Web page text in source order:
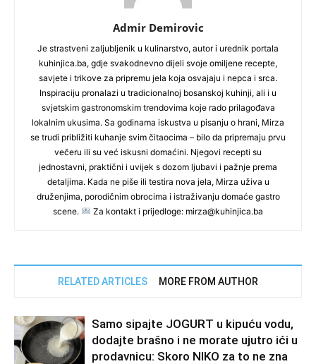
Admir Demirovic
Je strastveni zaljubljenik u kulinarstvo, autor i urednik portala
kuhinjica.ba, gdje svakodnevno dijeli svoje omiljene recepte,
savjete i trikove za pripremu jela koja osvajaju i nepca i srca.
Inspiraciju pronalazi u tradicionalnoj bosanskoj kuhinji, ali i u
svjetskim gastronomskim trendovima koje rado prilagođava
lokalnim ukusima. Sa godinama iskustva u pisanju o hrani, Mirza
se trudi približiti kuhanje svim čitaocima – bilo da pripremaju prvu
večeru ili su već iskusni domaćini. Njegovi recepti su
jednostavni, praktični i uvijek s dozom ljubavi i pažnje prema
detaljima. Kada ne piše ili testira nova jela, Mirza uživa u
druženjima, porodičnim obrocima i istraživanju domaće gastro
scene.
Za kontakt i prijedloge: mirza@kuhinjica.ba
RELATED ARTICLES MORE FROM AUTHOR
Samo sipajte JOGURT u kipuću vodu,
dodajte brašno i ne morate ujutro ići u
prodavnicu: Skoro NIKO za to ne zna